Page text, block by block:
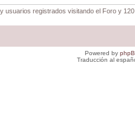
usuarios registrados visitando el Foro y
Powered by
Traducción al